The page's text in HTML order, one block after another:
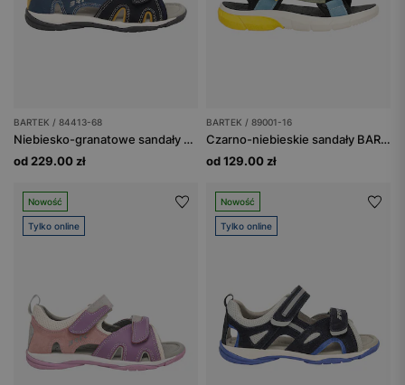
BARTEK / 84413-68
Niebiesko-granatowe sandały dziecięce z żółtymi wstawkami BARTEK 84413-68
od 229.00 zł
BARTEK / 89001-16
Czarno-niebieskie sandały BARTEK z żółtymi elementami 89001-16
od 129.00 zł
Nowość
Tylko online
Nowość
Tylko online